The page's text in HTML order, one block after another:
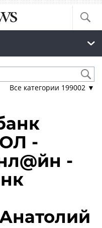
Все категории 199002 ▼
-
-